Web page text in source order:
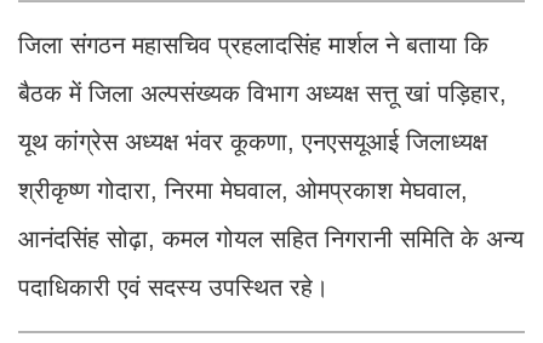
जिला संगठन महासचिव प्रहलादसिंह मार्शल ने बताया कि
बैठक में जिला अल्पसंख्यक विभाग अध्यक्ष सत्तू खां पड़िहार,
यूथ कांग्रेस अध्यक्ष भंवर कूकणा, एनएसयूआई जिलाध्यक्ष
श्रीकृष्ण गोदारा, निरमा मेघवाल, ओमप्रकाश मेघवाल,
आनंदसिंह सोढ़ा, कमल गोयल सहित निगरानी समिति के अन्य
पदाधिकारी एवं सदस्य उपस्थित रहे।